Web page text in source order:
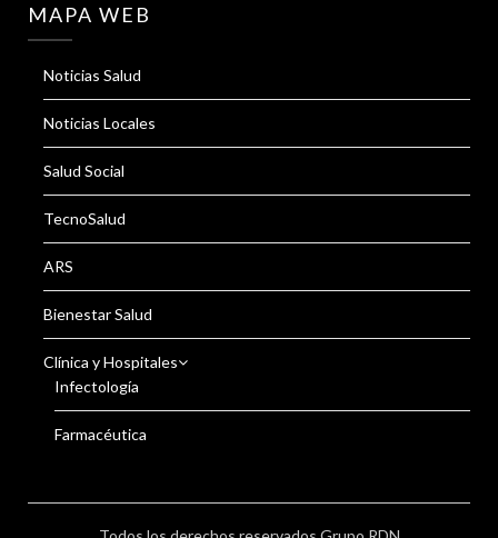
MAPA WEB
Noticias Salud
Noticias Locales
Salud Social
TecnoSalud
ARS
Bienestar Salud
Clínica y Hospitales
Infectología
Farmacéutica